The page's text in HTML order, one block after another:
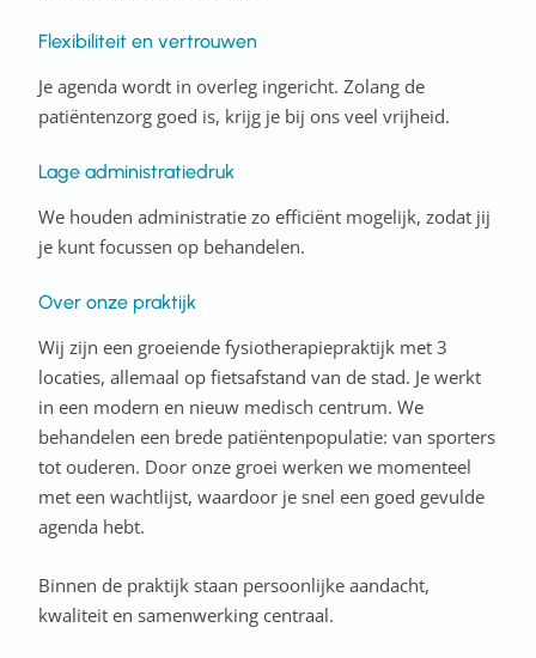
Flexibiliteit en vertrouwen
Je agenda wordt in overleg ingericht. Zolang de
patiëntenzorg goed is, krijg je bij ons veel vrijheid.
Lage administratiedruk
We houden administratie zo efficiënt mogelijk, zodat jij
je kunt focussen op behandelen.
Over onze praktijk
Wij zijn een groeiende fysiotherapiepraktijk met 3
locaties, allemaal op fietsafstand van de stad. Je werkt
in een modern en nieuw medisch centrum. We
behandelen een brede patiëntenpopulatie: van sporters
tot ouderen. Door onze groei werken we momenteel
met een wachtlijst, waardoor je snel een goed gevulde
agenda hebt.
Binnen de praktijk staan persoonlijke aandacht,
kwaliteit en samenwerking centraal.